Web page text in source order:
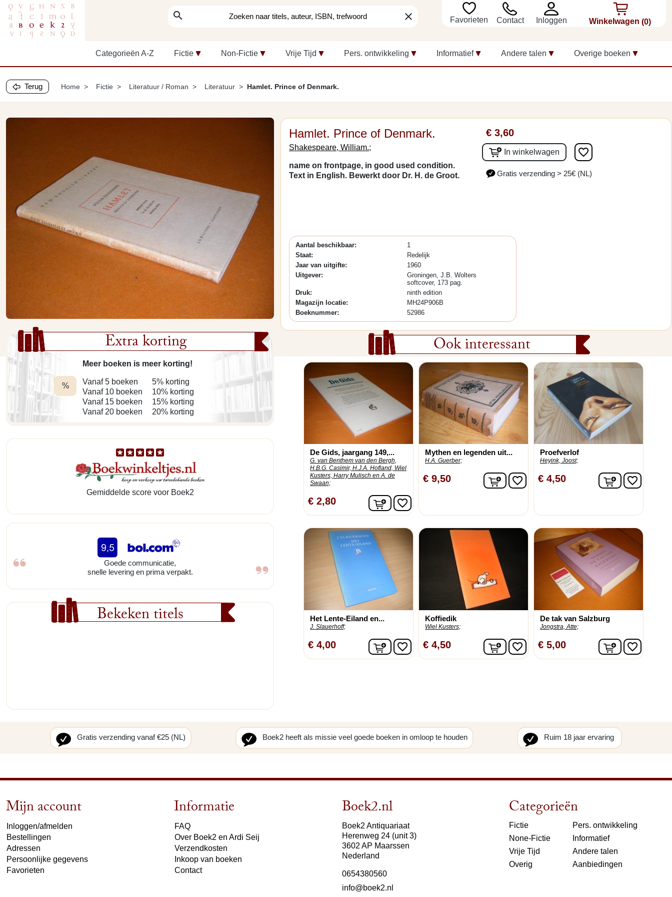
search clear Favorieten Contact Inloggen Winkelwagen (0)
Categorieën A-Z Fictie Non-Fictie Vrije Tijd Pers. ontwikkeling Informatief Andere talen Overige boeken
Terug Home Fictie Literatuur / Roman Literatuur Hamlet. Prince of Denmark.
Hamlet. Prince of Denmark.
Shakespeare, William.;
name on frontpage, in good used condition.
Text in English. Bewerkt door Dr. H. de Groot.
€ 3,60
In winkelwagen favorite_border
Gratis verzending > 25€ (NL)
Aantal beschikbaar:
1
Staat:
Redelijk
Jaar van uitgifte:
1960
Uitgever:
Groningen, J.B. Wolters
softcover, 173 pag.
Druk:
ninth edition
Magazijn locatie:
MH24P906B
Boeknummer:
52986
Extra korting
%
Meer boeken is meer korting!
Vanaf 5 boeken
Vanaf 10 boeken
Vanaf 15 boeken
Vanaf 20 boeken
5% korting
10% korting
15% korting
20% korting
Gemiddelde score voor Boek2
Goede communicatie,
snelle levering en prima verpakt.
Bekeken titels
Ook interessant
De Gids, jaargang 149,...
G. van Benthem van den Bergh,
H.B.G. Casimir, H.J.A. Hofland, Wiel
Kusters, Harry Mulisch en A. de
Swaan;
€ 2,80 In winkelwagen
favorite_border
Mythen en legenden uit...
H.A. Guerber;
€ 9,50 In winkelwagen
favorite_border
Proefverlof
Heyink, Joost;
€ 4,50 Infavorite_border
Het Lente-Eiland en...
J. Slauerhoff;
€ 4,00 In winkelwagen
favorite_border
Koffiedik
Wiel Kusters;
€ 4,50 In winkelwagen
favorite_border
De tak van Salzburg
Jongstra, Atte;
€ 5,00 Infavorite_border
Gratis verzending vanaf €25 (NL) Boek2 heeft als missie veel goede boeken in omloop te houden Ruim 18 jaar ervaring
Mijn account
Inloggen/afmelden
Bestellingen
Adressen
Persoonlijke gegevens
Favorieten
Informatie
FAQ
Over Boek2 en Ardi Seij
Verzendkosten
Inkoop van boeken
Contact
Boek2.nl
Boek2 Antiquariaat
Herenweg 24 (unit 3)
3602 AP Maarssen
Nederland
0654380560
info@boek2.nl
Categorieën
Fictie
None-Fictie
Vrije Tijd
Overig
Pers. ontwikkeling
Informatief
Andere talen
Aanbiedingen